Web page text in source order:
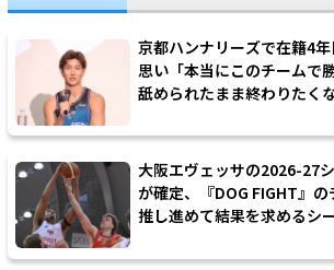
京都ハンナリーズで在籍4
思い「本当にこのチームで
舐められたまま終わりたくな
大阪エヴェッサの2026-27
が確定、『DOG FIGHT』
推し進めて結果を求めるシ